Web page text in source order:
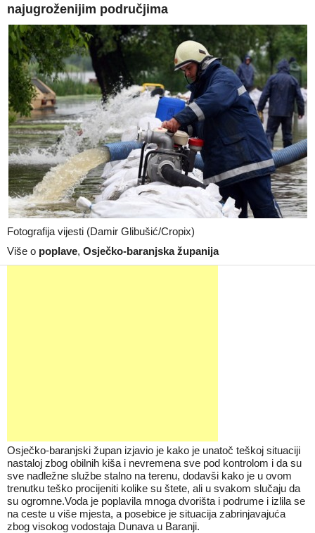
najugroženijim područjima
Fotografija vijesti (Damir Glibušić/Cropix)
Više o poplave, Osječko-baranjska županija
Osječko-baranjski župan izjavio je kako je unatoč teškoj situaciji
nastaloj zbog obilnih kiša i nevremena sve pod kontrolom i da su
sve nadležne službe stalno na terenu, dodavši kako je u ovom
trenutku teško procijeniti kolike su štete, ali u svakom slučaju da
su ogromne.Voda je poplavila mnoga dvorišta i podrume i izlila se
na ceste u više mjesta, a posebice je situacija zabrinjavajuća
zbog visokog vodostaja Dunava u Baranji.